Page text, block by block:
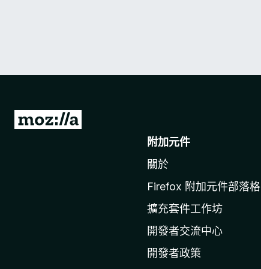
前
附加元件
關於
Firefox 附加元件部落格
擴充套件工作坊
開發者交流中心
開發者政策